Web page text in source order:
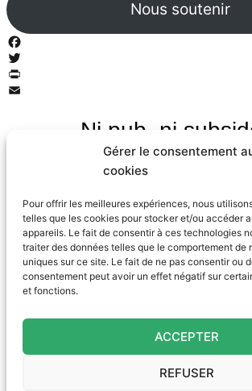
Gérer le consentement
cookies
Pour offrir les meilleures expériences, nous
telles que les cookies pour stocker et/ou accéder
appareils. Le fait de consentir à ces technologies
traiter des données telles que le comportement de
uniques sur ce site. Le fait de ne pas consentir ou
consentement peut avoir un effet négatif sur
et fonctions.
ACCEPTER
REFUSER
Nous soutenir
Facebook
Twitter
PrintFriendly
Ni pub, ni
Investig’Action a
Devenez donateur
profitez de 20% de
JE